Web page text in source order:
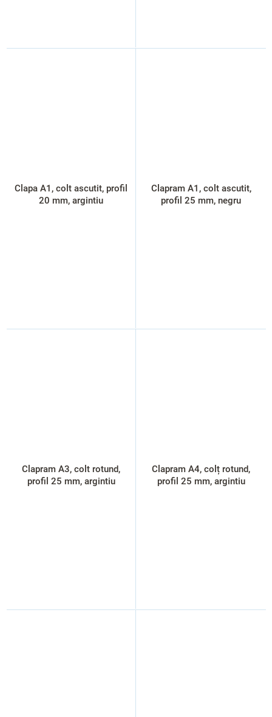
Clapa A1, colt ascutit, profil
20 mm, argintiu
Clapram A1, colt ascutit,
profil 25 mm, negru
Clapram A3, colt rotund,
profil 25 mm, argintiu
Clapram A4, colț rotund,
profil 25 mm, argintiu